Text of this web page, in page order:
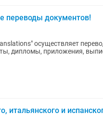
переводы документов!
осуществляет
дипломы, приложения,
итальянского и